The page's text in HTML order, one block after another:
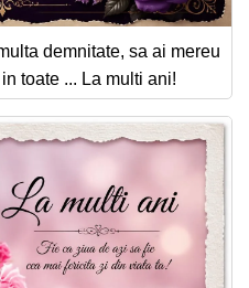
demnitate, sa ai mereu
toate ... La multi ani!